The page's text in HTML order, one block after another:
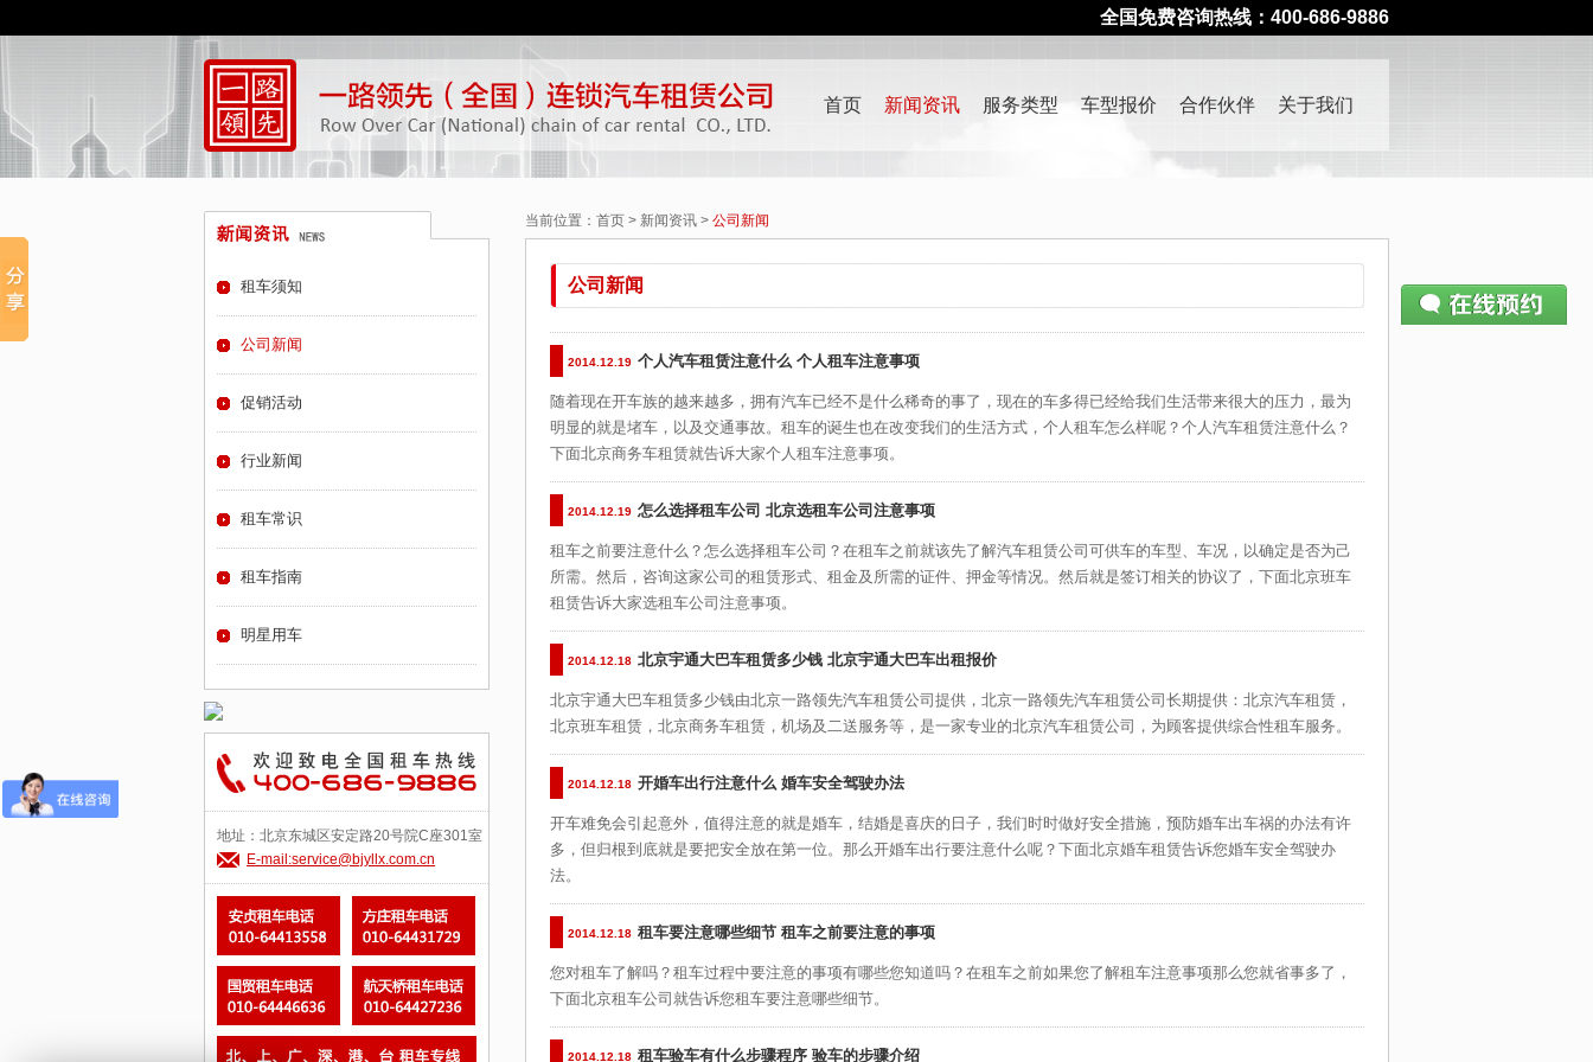
全国免费咨询热线：400-686-9886
首页 新闻资讯 服务类型 车型报价 合作伙伴 关于我们
当前位置： 首页 > 新闻资讯 > 公司新闻
公司新闻
2014.12.19 个人汽车租赁注意什么 个人租车注意事项
随着现在开车族的越来越多，拥有汽车已经不是什么稀奇的事了，现在的车多得已经给我们生活带来很大的压力，最为
明显的就是堵车，以及交通事故。租车的诞生也在改变我们的生活方式，个人租车怎么样呢？个人汽车租赁注意什么？
下面北京商务车租赁就告诉大家个人租车注意事项。
2014.12.19 怎么选择租车公司 北京选租车公司注意事项
租车之前要注意什么？怎么选择租车公司？在租车之前就该先了解汽车租赁公司可供车的车型、车况，以确定是否为己
所需。然后，咨询这家公司的租赁形式、租金及所需的证件、押金等情况。然后就是签订相关的协议了，下面北京班车
租赁告诉大家选租车公司注意事项。
2014.12.18 北京宇通大巴车租赁多少钱 北京宇通大巴车出租报价
北京宇通大巴车租赁多少钱由北京一路领先汽车租赁公司提供，北京一路领先汽车租赁公司长期提供：北京汽车租赁，
北京班车租赁，北京商务车租赁，机场及二送服务等，是一家专业的北京汽车租赁公司，为顾客提供综合性租车服务。
2014.12.18 开婚车出行注意什么 婚车安全驾驶办法
开车难免会引起意外，值得注意的就是婚车，结婚是喜庆的日子，我们时时做好安全措施，预防婚车出车祸的办法有许
多，但归根到底就是要把安全放在第一位。那么开婚车出行要注意什么呢？下面北京婚车租赁告诉您婚车安全驾驶办
法。
2014.12.18 租车要注意哪些细节 租车之前要注意的事项
您对租车了解吗？租车过程中要注意的事项有哪些您知道吗？在租车之前如果您了解租车注意事项那么您就省事多了，
下面北京租车公司就告诉您租车要注意哪些细节。
2014.12.18 租车验车有什么步骤程序 验车的步骤介绍
租车须知
公司新闻
促销活动
行业新闻
租车常识
租车指南
明星用车
地址：北京东城区安定路20号院C座301室
E-mail:service@bjyllx.com.cn
姓名：
路线：
说明：